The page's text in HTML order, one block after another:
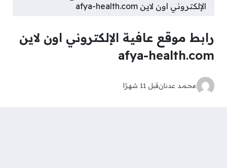
الإلكتروني اون لاين afya-health.com
رابط موقع عافية الإلكتروني اون لاين
afya-health.com
محمد عدنانقبل 11 شهرًا